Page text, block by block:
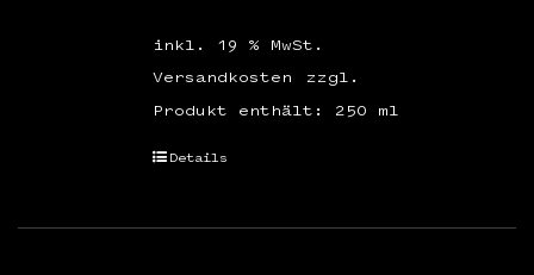
inkl. 19 % MwSt.
zzgl.
Versandkosten
Produkt enthält: 250 ml
Details